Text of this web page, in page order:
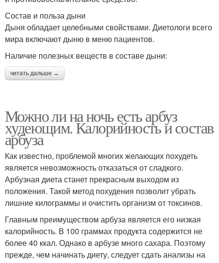
Состав и польза дыни
Дыня обладает целебными свойствами. Диетологи всего
мира включают дыню в меню пациентов.
Наличие полезных веществ в составе дыни:
читать дальше →
Можно ли на ночь есть арбуз
худеющим. Калорийность и состав
арбуза
Как известно, проблемой многих желающих похудеть
является невозможность отказаться от сладкого.
Арбузная диета станет прекрасным выходом из
положения. Такой метод похудения позволит убрать
лишние килограммы и очистить организм от токсинов.
Главным преимуществом арбуза является его низкая
калорийность. В 100 граммах продукта содержится не
более 40 ккал. Однако в арбузе много сахара. Поэтому
прежде, чем начинать диету, следует сдать анализы на